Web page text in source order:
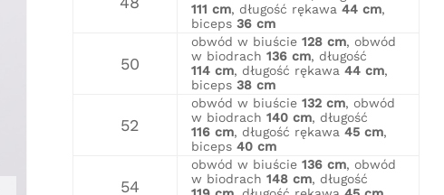
111 cm, długość rękawa 44 cm,
biceps 36 cm
50
obwód w biuście 128 cm, obwód
w biodrach 136 cm, długość
114 cm, długość rękawa 44 cm,
biceps 38 cm
52
obwód w biuście 132 cm, obwód
w biodrach 140 cm, długość
116 cm, długość rękawa 45 cm,
biceps 40 cm
54
obwód w biuście 136 cm, obwód
w biodrach 148 cm, długość